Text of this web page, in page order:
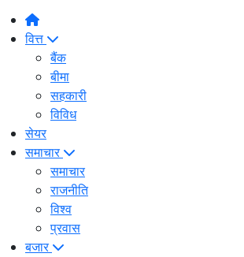
वित्त
बैंक
बीमा
सहकारी
विविध
सेयर
समाचार
समाचार
राजनीति
विश्व
प्रवास
बजार